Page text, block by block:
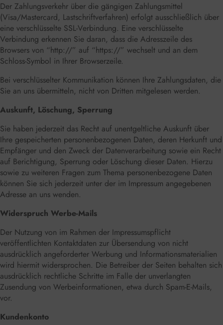
Der Zahlungsverkehr über die gängigen Zahlungsmittel
(Visa/Mastercard, Lastschriftverfahren) erfolgt ausschließlich über
eine verschlüsselte SSL-Verbindung. Eine verschlüsselte
Verbindung erkennen Sie daran, dass die Adresszeile des
Browsers von “http://” auf “https://” wechselt und an dem
Schloss-Symbol in Ihrer Browserzeile.
Bei verschlüsselter Kommunikation können Ihre Zahlungsdaten, die
Sie an uns übermitteln, nicht von Dritten mitgelesen werden.
Auskunft, Löschung, Sperrung
Sie haben jederzeit das Recht auf unentgeltliche Auskunft über
Ihre gespeicherten personenbezogenen Daten, deren Herkunft und
Empfänger und den Zweck der Datenverarbeitung sowie ein Recht
auf Berichtigung, Sperrung oder Löschung dieser Daten. Hierzu
sowie zu weiteren Fragen zum Thema personenbezogene Daten
können Sie sich jederzeit unter der im Impressum angegebenen
Adresse an uns wenden.
Widerspruch Werbe-Mails
Der Nutzung von im Rahmen der Impressumspflicht
veröffentlichten Kontaktdaten zur Übersendung von nicht
ausdrücklich angeforderter Werbung und Informationsmaterialien
wird hiermit widersprochen. Die Betreiber der Seiten behalten sich
ausdrücklich rechtliche Schritte im Falle der unverlangten
Zusendung von Werbeinformationen, etwa durch Spam-E-Mails,
vor.
Kundenkonto